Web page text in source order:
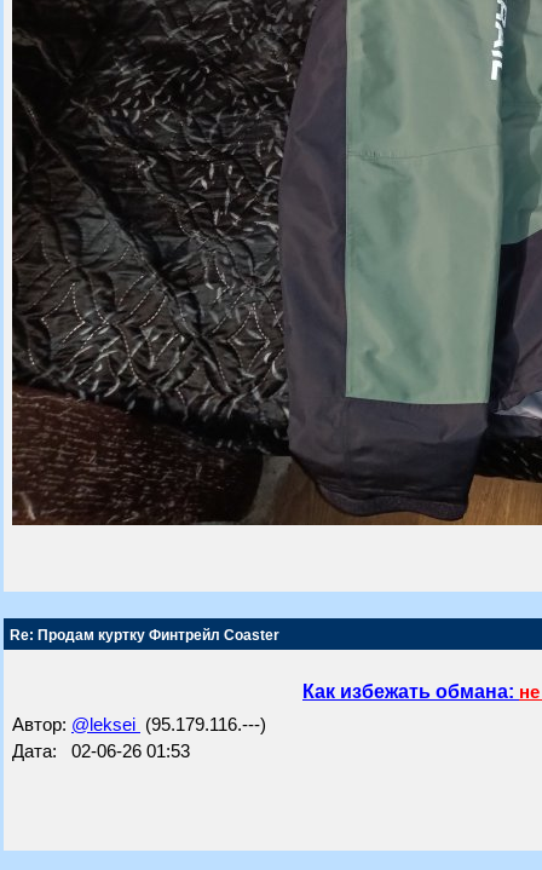
Re: Продам куртку Финтрейл Coaster
Как избежать обмана:
Автор: @leksei (95.179.116.---)
Дата: 02-06-26 01:53